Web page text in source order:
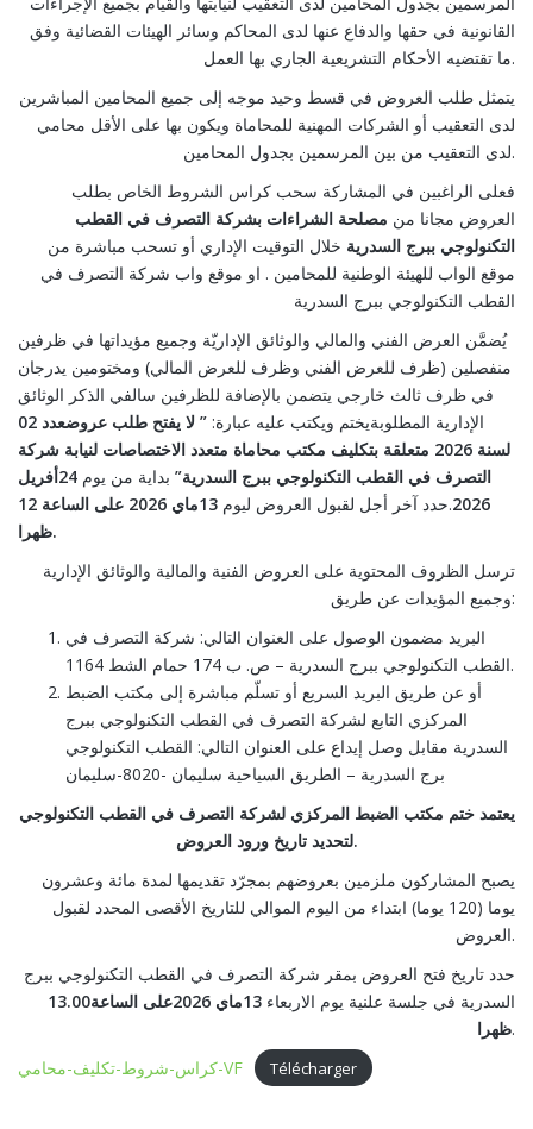
القانونية في حقها والدفاع عنها لدى المحاكم وسائر الهيئات القضائية وفق
ما تقتضيه الأحكام التشريعية الجاري بها العمل.
يتمثل طلب العروض في قسط وحيد موجه إلى جميع المحامين المباشرين
لدى التعقيب أو الشركات المهنية للمحاماة ويكون بها على الأقل محامي
لدى التعقيب من بين المرسمين بجدول المحامين.
فعلى الراغبين في المشاركة سحب كراس الشروط الخاص بطلب
العروض مجانا من مصلحة الشراءات بشركة التصرف في القطب
التكنولوجي ببرج السدرية خلال التوقيت الإداري أو تسحب مباشرة من
موقع الواب للهيئة الوطنية للمحامين . او موقع واب شركة التصرف في
القطب التكنولوجي ببرج السدرية
يُضمَّن العرض الفني والمالي والوثائق الإداريّة وجميع مؤيداتها في ظرفين
منفصلين (ظرف للعرض الفني وظرف للعرض المالي) ومختومين يدرجان
في ظرف ثالث خارجي يتضمن بالإضافة للظرفين سالفي الذكر الوثائق
الإدارية المطلوبةيختم ويكتب عليه عبارة: ” لا يفتح
طلب عروضعدد 02
لسنة 2026 متعلقة بتكليف مكتب محاماة متعدد الاختصاصات لنيابة شركة
التصرف في القطب التكنولوجي ببرج السدرية” بداية من يوم 24أفريل
2026.حدد آخر أجل لقبول العروض ليوم 13ماي 2026
على الساعة 12
ظهرا.
ترسل الظروف المحتوية على العروض الفنية والمالية والوثائق الإدارية
وجميع المؤيدات عن طريق:
البريد مضمون الوصول على العنوان التالي: شركة التصرف في
القطب التكنولوجي ببرج السدرية – ص. ب 174 حمام الشط 1164.
أو عن طريق البريد السريع أو تسلّم مباشرة إلى مكتب الضبط
المركزي التابع لشركة التصرف في القطب التكنولوجي ببرج
السدرية مقابل وصل إيداع على العنوان التالي: القطب التكنولوجي
برج السدرية – الطريق السياحية سليمان -8020-سليمان
يعتمد ختم مكتب الضبط المركزي لشركة التصرف في القطب التكنولوجي
لتحديد تاريخ ورود العروض.
يصبح المشاركون ملزمين بعروضهم بمجرّد تقديمها لمدة مائة وعشرون
يوما (120 يوما) ابتداء من اليوم الموالي للتاريخ الأقصى المحدد لقبول
العروض.
حدد تاريخ فتح العروض بمقر شركة التصرف في القطب التكنولوجي ببرج
السدرية في جلسة علنية يوم الاربعاء
ماي 2026على الساعة
13.00
ظهرا.
كراس-شروط-تكليف-محامي-VF
Télécharger